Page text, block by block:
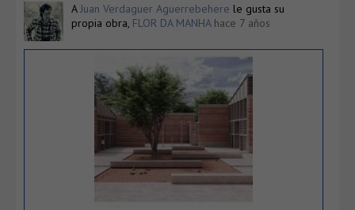
AJuan Verdaguer Aguerrebehere le gusta su
propia obra, FLOR DA MANHA hace 7 años